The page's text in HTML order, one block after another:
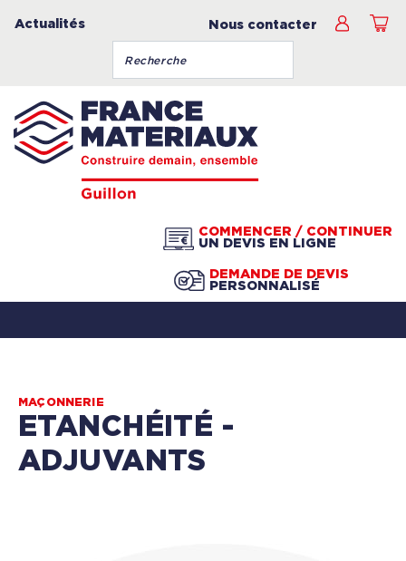
Actualités Nous contacter
COMMENCER / CONTINUER
UN DEVIS EN LIGNE
DEMANDE DE DEVIS
PERSONNALISÉ
MAÇONNERIE
ETANCHÉITÉ -
ADJUVANTS